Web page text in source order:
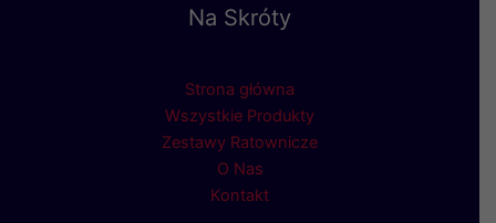
Na Skróty
Strona główna
Wszystkie Produkty
Zestawy Ratownicze
O Nas
Kontakt